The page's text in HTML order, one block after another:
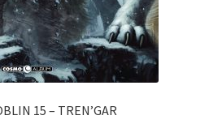
15 – TREN’GAR